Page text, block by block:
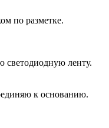
по разметке.
светодиодную ленту.
к основанию.